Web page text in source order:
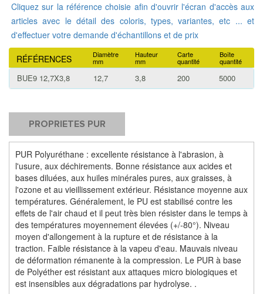
Cliquez sur la référence choisie afin d'ouvrir l'écran d'accès aux
articles avec le détail des coloris, types, variantes, etc ... et
d'effectuer votre demande d'échantillons et de prix
RÉFÉRENCES Diamètre
mm
Hauteur
mm
Carte
quantité
Boîte
quantité
BUE9 12,7X3,8 12,7 3,8 200 5000
PROPRIETES PUR
PUR Polyuréthane : excellente résistance à l'abrasion, à
l'usure, aux déchirements. Bonne résistance aux acides et
bases diluées, aux huiles minérales pures, aux graisses, à
l'ozone et au vieillissement extérieur. Résistance moyenne aux
températures. Généralement, le PU est stabilisé contre les
effets de l'air chaud et il peut très bien résister dans le temps à
des températures moyennement élevées (+/-80°). Niveau
moyen d'allongement à la rupture et de résistance à la
traction. Faible résistance à la vapeu d'eau. Mauvais niveau
de déformation rémanente à la compression. Le PUR à base
de Polyéther est résistant aux attaques micro biologiques et
est insensibles aux dégradations par hydrolyse. .